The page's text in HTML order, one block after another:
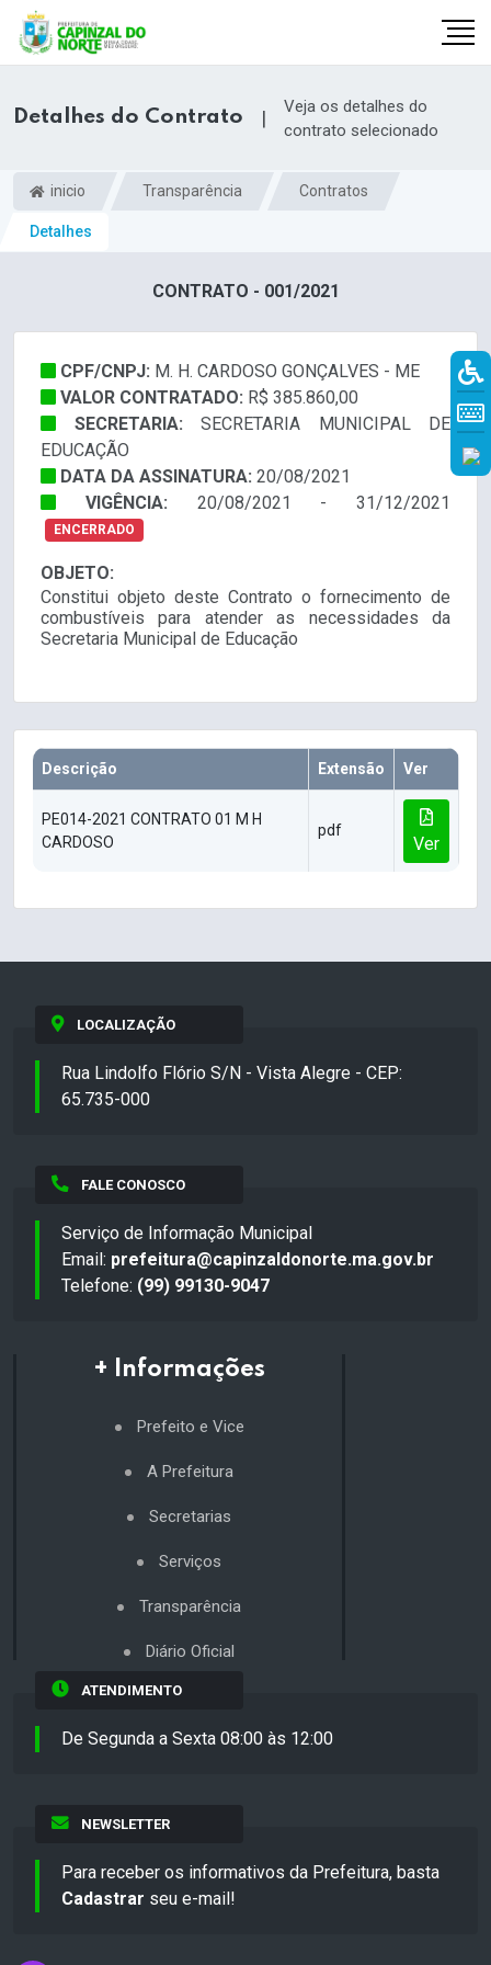
Detalhes do Contrato |
Veja os detalhes do
contrato selecionado
inicio Transparência Contratos
Detalhes
CONTRATO - 001/2021
CPF/CNPJ: M. H. CARDOSO GONÇALVES - ME
VALOR CONTRATADO: R$ 385.860,00
SECRETARIA: SECRETARIA MUNICIPAL DE
EDUCAÇÃO
DATA DA ASSINATURA: 20/08/2021
VIGÊNCIA: 20/08/2021 - 31/12/2021
ENCERRADO
OBJETO:
Constitui objeto deste Contrato o fornecimento de
combustíveis para atender as necessidades da
Secretaria Municipal de Educação
Descrição Extensão Ver
PE014-2021 CONTRATO 01 M H
CARDOSO
pdf
Ver
LOCALIZAÇÃO
Rua Lindolfo Flório S/N - Vista Alegre - CEP:
65.735-000
FALE CONOSCO
Serviço de Informação Municipal
Email: prefeitura@capinzaldonorte.ma.gov.br
Telefone: (99) 99130-9047
+ Informações
Prefeito e Vice
A Prefeitura
Secretarias
Serviços
Transparência
Diário Oficial
ATENDIMENTO
De Segunda a Sexta 08:00 às 12:00
NEWSLETTER
Para receber os informativos da Prefeitura, basta
Cadastrar seu e-mail!